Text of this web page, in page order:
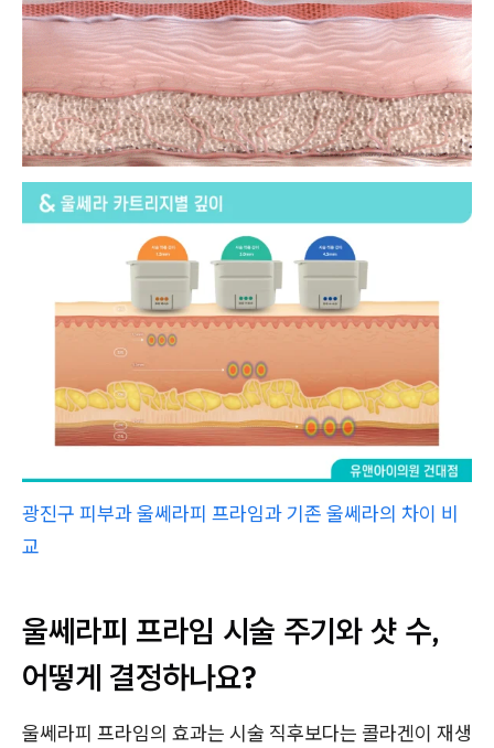
광진구 피부과 울쎄라피 프라임과 기존 울쎄라의 차이 비
교
울쎄라피 프라임 시술 주기와 샷 수,
어떻게 결정하나요?
울쎄라피 프라임의 효과는 시술 직후보다는 콜라겐이 재생